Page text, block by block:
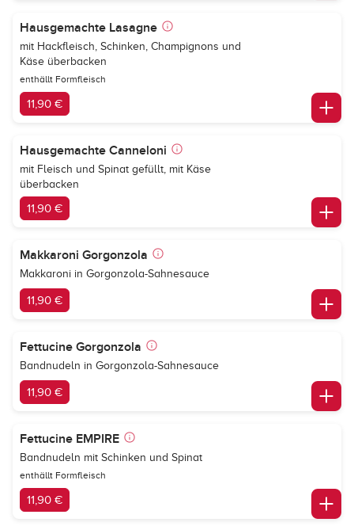
Hausgemachte Lasagne
mit Hackfleisch, Schinken, Champignons und
Käse überbacken
enthällt Formfleisch
11,90 €
Hausgemachte Canneloni
mit Fleisch und Spinat gefüllt, mit Käse
überbacken
11,90 €
Makkaroni Gorgonzola
Makkaroni in Gorgonzola-Sahnesauce
11,90 €
Fettucine Gorgonzola
Bandnudeln in Gorgonzola-Sahnesauce
11,90 €
Fettucine EMPIRE
Bandnudeln mit Schinken und Spinat
enthällt Formfleisch
11,90 €